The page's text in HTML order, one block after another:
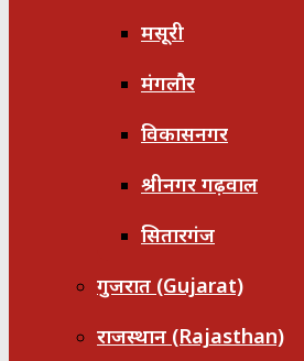
मसूरी
मंगलौर
विकासनगर
श्रीनगर गढ़वाल
सितारगंज
गुजरात (Gujarat)
राजस्थान (Rajasthan)